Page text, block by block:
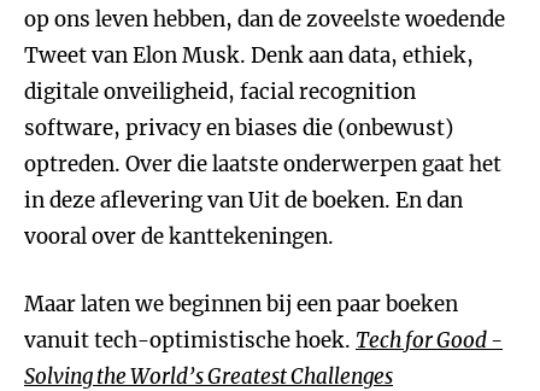
op ons leven hebben, dan de zoveelste woedende
Tweet van Elon Musk. Denk aan data, ethiek,
digitale onveiligheid, facial recognition
software, privacy en biases die (onbewust)
optreden. Over die laatste onderwerpen gaat het
in deze aflevering van Uit de boeken. En dan
vooral over de kanttekeningen.
Maar laten we beginnen bij een paar boeken
vanuit tech-optimistische hoek. Tech for Good -
Solving the World’s Greatest Challenges